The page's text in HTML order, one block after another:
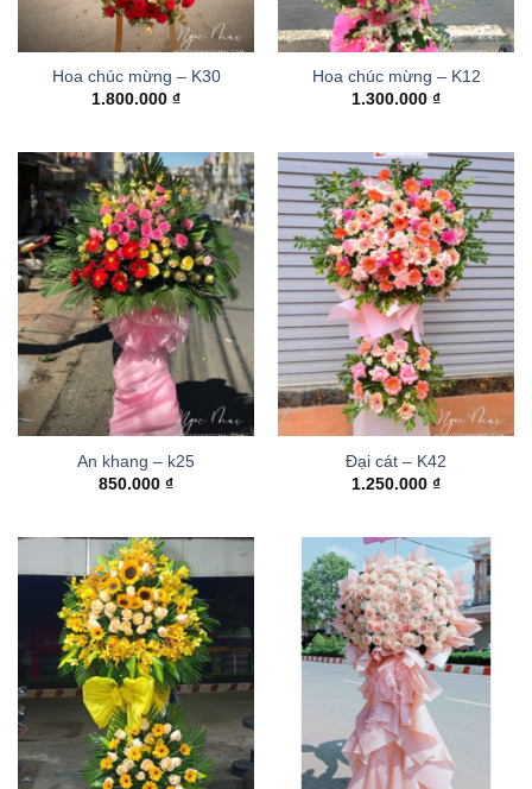
Hoa chúc mừng – K30
1.800.000 ₫
Hoa chúc mừng – K12
1.300.000 ₫
An khang – k25
850.000 ₫
Đại cát – K42
1.250.000 ₫